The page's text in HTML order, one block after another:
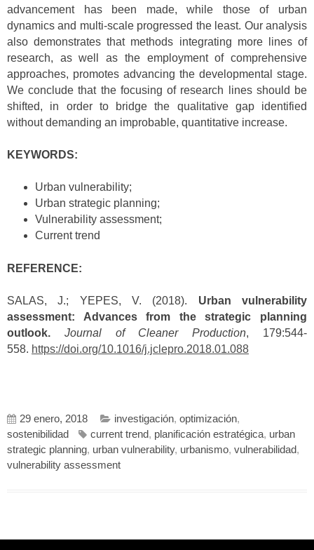
advancement has been made, while those of urban
dynamics and multi-scale progressed the least. Our analysis
also demonstrates that methods integrating more lines of
research, as well as the employment of comprehensive
approaches, promotes advancing the developmental stage.
We conclude that the focusing of research lines should be
shifted, in order to bridge the qualitative gap identified
without demanding an improbable, quantitative increase.
KEYWORDS:
Urban vulnerability;
Urban strategic planning;
Vulnerability assessment;
Current trend
REFERENCE:
SALAS, J.; YEPES, V. (2018). Urban vulnerability
assessment: Advances from the strategic planning
outlook.
Journal of Cleaner Production, 179:544-
558. https://doi.org/10.1016/j.jclepro.2018.01.088
29 enero, 2018 investigación, optimización,
sostenibilidad
current trend, planificación estratégica, urban
strategic planning, urban vulnerability, urbanismo, vulnerabilidad,
vulnerability assessment